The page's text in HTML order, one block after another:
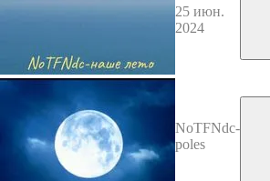
25 июн.
2024
NoTFNdc-
poles